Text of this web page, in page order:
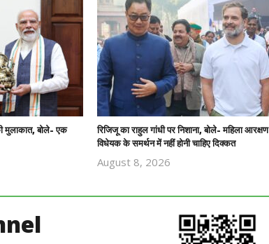
मुलाकात, बोले- एक
रिजिजू का राहुल गांधी पर निशाना, बोले- महिला आरक्षण
विधेयक के समर्थन में नहीं होनी चाहिए दिक्कत
August 8, 2026